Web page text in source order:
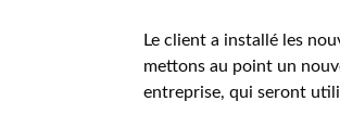
Le client a installé les
mettons au point un
entreprise, qui seront